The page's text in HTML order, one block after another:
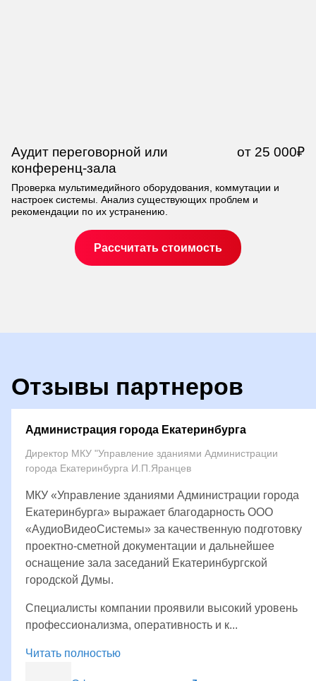
Аудит переговорной или
конференц-зала
от 25 000₽
Проверка мультимедийного оборудования, коммутации и
настроек системы. Анализ существующих проблем и
рекомендации по их устранению.
Рассчитать стоимость
Отзывы партнеров
Администрация города Екатеринбурга
Директор МКУ "Управление зданиями Администрации
города Екатеринбурга И.П.Яранцев
МКУ «Управление зданиями Администрации города
Екатеринбурга» выражает благодарность ООО
«АудиоВидеоСистемы» за качественную подготовку
проектно-сметной документации и дальнейшее
оснащение зала заседаний Екатеринбургской
городской Думы.
Специалисты компании проявили высокий уровень
профессионализма, оперативность и к...
Читать полностью